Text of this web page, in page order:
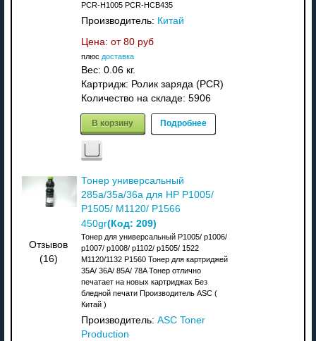
PCR-H1005 PCR-HCB435
Производитель: Китай
Цена: от 80 руб
плюс доставка
Вес: 0.06 кг.
Картридж: Ролик заряда (PCR)
Количество на складе: 5906
В корзину Подробнее
Отзывов
(16)
Тонер универсальный
285a/35a/36a для HP P1005/
P1505/ M1120/ P1566
450gr(Код: 209)
Тонер для универсальный P1005/ p1006/
p1007/ p1008/ p1102/ p1505/ 1522
M1120/1132 P1560 Тонер для картриджей
35A/ 36A/ 85A/ 78A Тонер отлично
печатает на новых картриджах Без
бледной печати Производитель ASC (
Китай )
Производитель: ASC Toner
Production